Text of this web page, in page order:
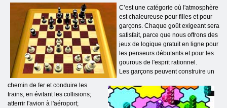
C’est une catégorie où l'atmosphère
est chaleureuse pour filles et pour
garçons. Chaque goût exigeant sera
satisfait, parce que nous offrons des
jeux de logique gratuit en ligne pour
les penseurs débutants et pour les
gourous de l'esprit rationnel.
Les garçons peuvent construire un
chemin de fer et conduire les
trains, en évitant les collisions;
atterrir l'avion à l'aéroport;